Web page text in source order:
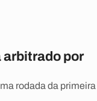
arbitrado por
rodada da primeira